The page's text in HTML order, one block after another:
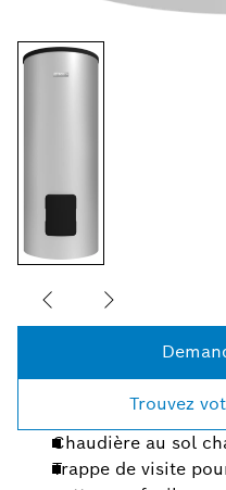
Trouvez
Chaudière au sol
Trappe de visite